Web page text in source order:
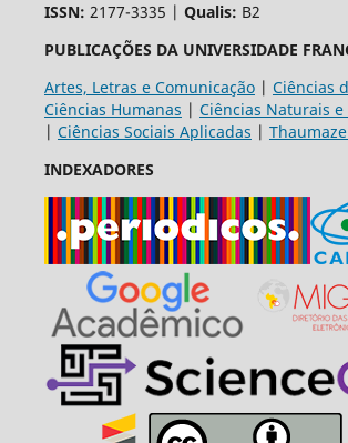
ISSN: 2177-3335 | Qualis: B2
PUBLICAÇÕES DA UNIVERSIDADE
Artes, Letras e Comunicação| Ciências
Ciências Humanas | Ciências Naturais e
| Ciências Sociais Aplicadas |
INDEXADORES